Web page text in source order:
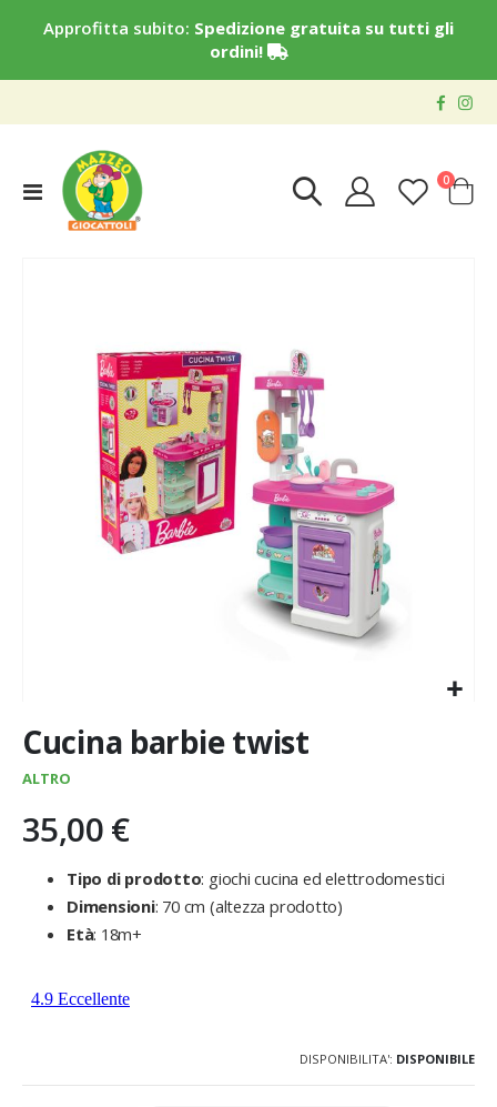
Approfitta subito: Spedizione gratuita su tutti gli
ordini!
Toggle
Nav
Cart
0elementi
all'inizio
della
galleria
immagini
Cucina barbie twist
ALTRO
35,00 €
Tipo di prodotto: giochi cucina ed elettrodomestici
Dimensioni: 70 cm (altezza prodotto)
Età: 18m+
DISPONIBILITA': DISPONIBILE